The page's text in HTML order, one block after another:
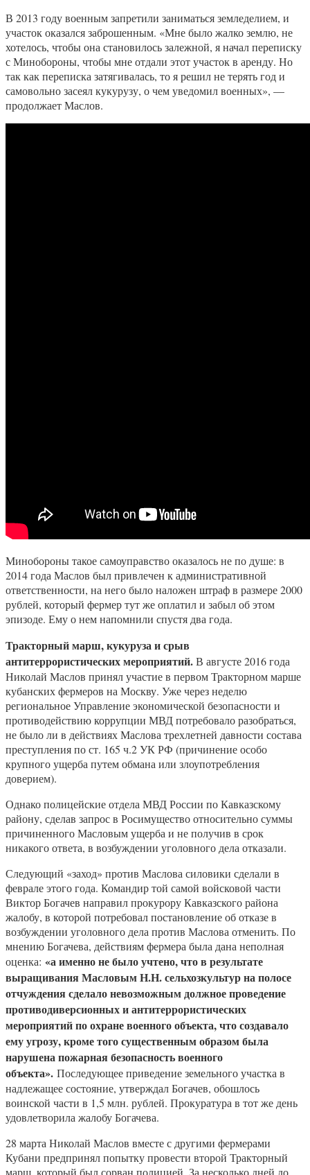
В 2013 году военным запретили заниматься земледелием, и
участок оказался заброшенным. «Мне было жалко землю, не
хотелось, чтобы она становилось залежной, я начал переписку
с Минобороны, чтобы мне отдали этот участок в аренду. Но
так как переписка затягивалась, то я решил не терять год и
самовольно засеял кукурузу, о чем уведомил военных», —
продолжает Маслов.
Минобороны такое самоуправство оказалось не по душе: в
2014 года Маслов был привлечен к административной
ответственности, на него было наложен штраф в размере 2000
рублей, который фермер тут же оплатил и забыл об этом
эпизоде. Ему о нем напомнили спустя два года.
Тракторный марш, кукуруза и срыв
антитеррористических мероприятий.В августе 2016 года
Николай Маслов принял участие в первом Тракторном марше
кубанских фермеров на Москву. Уже через неделю
региональное Управление экономической безопасности и
противодействию коррупции МВД потребовало разобраться,
не было ли в действиях Маслова трехлетней давности состава
преступления по ст. 165 ч.2 УК РФ (причинение особо
крупного ущерба путем обмана или злоупотребления
доверием).
Однако полицейские отдела МВД России по Кавказскому
району, сделав запрос в Росимущество относительно суммы
причиненного Масловым ущерба и не получив в срок
никакого ответа, в возбуждении уголовного дела отказали.
Следующий «заход» против Маслова силовики сделали в
феврале этого года. Командир той самой войсковой части
Виктор Богачев направил прокурору Кавказского района
жалобу, в которой потребовал постановление об отказе в
возбуждении уголовного дела против Маслова отменить. По
мнению Богачева, действиям фермера была дана неполная
оценка: «а именно не было учтено, что в результате
выращивания Масловым Н.Н. сельхозкультур на полосе
отчуждения сделало невозможным должное проведение
противодиверсионных и антитеррористических
мероприятий по охране военного объекта, что создавало
ему угрозу, кроме того существенным образом была
нарушена пожарная безопасность военного
объекта». Последующее приведение земельного участка в
надлежащее состояние, утверждал Богачев, обошлось
воинской части в 1,5 млн. рублей. Прокуратура в тот же день
удовлетворила жалобу Богачева.
28 марта Николай Маслов вместе с другими фермерами
Кубани предпринял попытку провести второй Тракторный
марш, который был сорван полицией. За несколько дней до